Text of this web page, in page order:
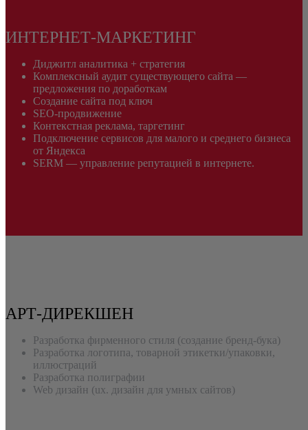
ИНТЕРНЕТ-МАРКЕТИНГ
Диджитл аналитика + стратегия
Комплексный аудит существующего сайта —
предложения по доработкам
Создание сайта под ключ
SEO-продвижение
Контекстная реклама, таргетинг
Подключение сервисов для малого и среднего бизнеса
от Яндекса
SERM — управление репутацией в интернете.
АРТ-ДИРЕКШЕН
Разработка фирменного стиля (создание бренд-бука)
Разработка логотипа, товарной этикетки/упаковки,
иллюстраций
Разработка полиграфии
Web дизайн (ux. дизайн для умных сайтов)